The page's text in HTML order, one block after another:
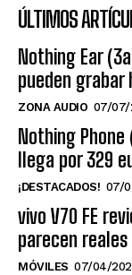
ÚLTIMOS
Nothing Ear
pueden
ZONA AUDIO 07/07/
Nothing
llega por 329
¡DESTACADOS! 07/
vivo V70 FE
parecen reales
MÓVILES 07/04/